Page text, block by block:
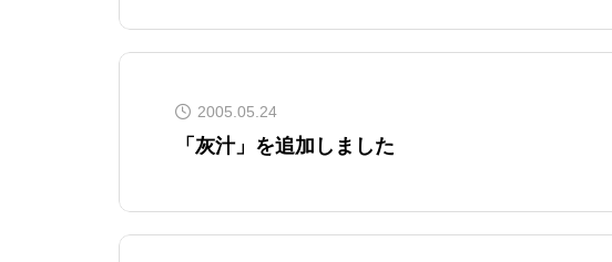
2005.05.24
「灰汁」を追加しました